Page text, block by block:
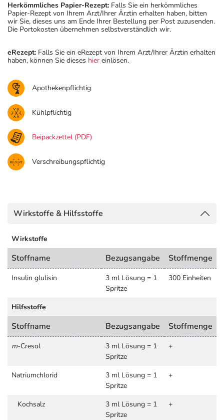
Herkömmliches Papier-Rezept: Falls Sie ein herkömmliches
Papier-Rezept von Ihrem Arzt/Ihrer Ärztin erhalten haben, bitten
wir Sie, dieses uns am Ende Ihrer Bestellung per Post zuzusenden.
Die Portokosten übernehmen selbstverständlich wir.
eRezept: Falls Sie ein eRezept von Ihrem Arzt/Ihrer Ärztin erhalten
haben, können Sie dieses hier einlösen.
Apothekenpflichtig
Kühlpflichtig
Beipackzettel (PDF)
Verschreibungspflichtig
Wirkstoffe & Hilfsstoffe
Wirkstoffe
Stoffname Bezugsangabe Stoffmenge
Insulin glulisin
3 ml Lösung = 1
Spritze
300 Einheiten
Hilfsstoffe
Stoffname Bezugsangabe Stoffmenge
m-Cresol
3 ml Lösung = 1
Spritze
+
Natriumchlorid
3 ml Lösung = 1
Spritze
+
Kochsalz
3 ml Lösung = 1
Spritze
+